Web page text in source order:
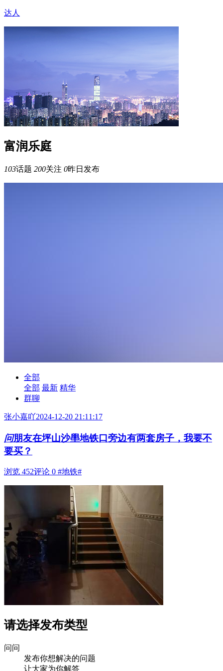
达人
富润乐庭
103话题 200关注 0昨日发布
全部
全部 最新 精华
群聊
张小嘉吖2024-12-20 21:11:17
问朋友在坪山沙壆地铁口旁边有两套房子，我要不
要买？
浏览 452评论 0 #地铁#
请选择发布类型
问问
发布你想解决的问题
让大家为你解答